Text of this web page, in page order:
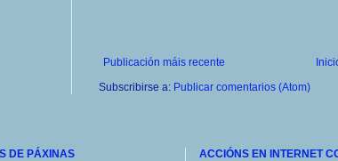
Publicación máis recente
Subscribirse a: Publicar comentarios (Atom)
DE PÁXINAS ACCIÓNS EN INTERNET